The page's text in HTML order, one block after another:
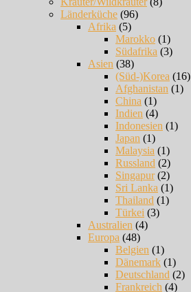
Länderküche (96)
Afrika (5)
Marokko (1)
Südafrika (3)
Asien (38)
(Süd-)Korea (16)
Afghanistan (1)
China (1)
Indien (4)
Indonesien (1)
Japan (1)
Malaysia (1)
Russland (2)
Singapur(2)
Sri Lanka (1)
Thailand (1)
Türkei (3)
Australien (4)
Europa (48)
Belgien (1)
Dänemark (1)
Deutschland (2)
Frankreich (4)